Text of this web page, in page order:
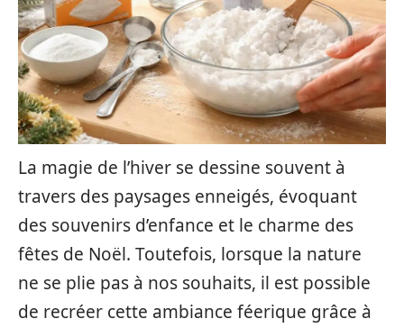
La magie de l’hiver se dessine souvent à
travers des paysages enneigés, évoquant
des souvenirs d’enfance et le charme des
fêtes de Noël. Toutefois, lorsque la nature
ne se plie pas à nos souhaits, il est possible
de recréer cette ambiance féerique grâce à